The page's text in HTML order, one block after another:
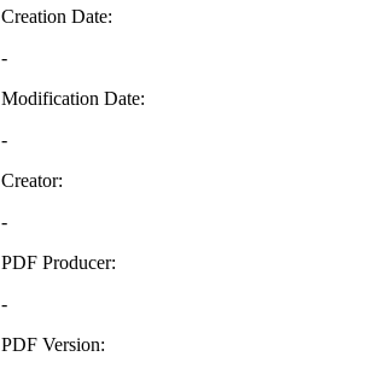
Creation Date:
-
Modification Date:
-
Creator:
-
PDF Producer:
-
PDF Version: